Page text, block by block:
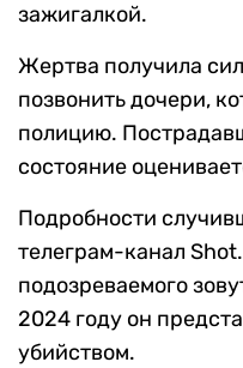
зажигалкой.
Жертва получила
позвонить дочери,
полицию.
состояние
Подробности
телеграм-канал
подозреваемого
2024 году он
убийством.